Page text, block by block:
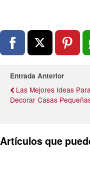
Entrada Anterior
Las Mejores Ideas Para
Decorar Casas
Artículos que